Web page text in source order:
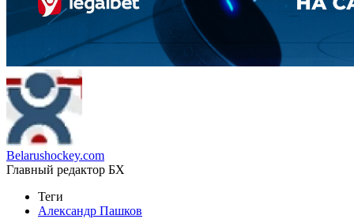
Belarushockey.com
Главный редактор БХ
Теги
Александр Пашков